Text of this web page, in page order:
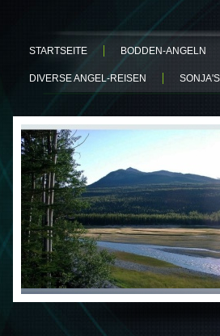
STARTSEITE BODDEN-ANGELN
DIVERSE ANGEL-REISEN